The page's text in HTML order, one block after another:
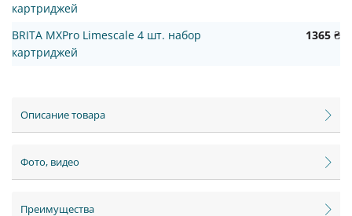
картриджей
BRITA MXPro Limescale 4 шт. набор
картриджей
1365 ₴
Описание товара
Фото, видео
Преимущества